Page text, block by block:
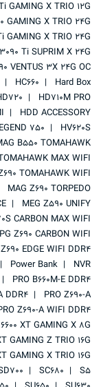
GAMING X TRIO 12G
GAMING X TRIO 24G
GAMING X TRIO 24G
Ti SUPRIM X 24G
VENTUS 3X 24G OC
Hard Box
HC660
HD710M PRO
HDD ACCESSORY
HV620S
750
B550 TOMAHAWK
MAX WIFI
TOMAHAWK WIFI
MAG Z690 TORPEDO
MEG Z590 UNIFY
CARBON MAX WIFI
Z690 CARBON WIFI
EDGE WIFI DDR4
NVR
Power Bank
PRO B660M-E DDR4
PRO Z690-A
DDR4
Z690-A WIFI DDR4
XT GAMING X 8G
GAMING Z TRIO 16G
GAMING X TRIO 16G
S5
SC680